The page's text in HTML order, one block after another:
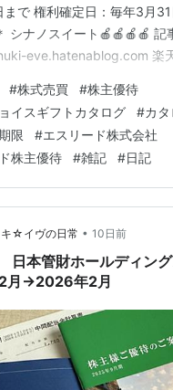
まで 権利確定日：毎年3月
シナノスイート🍎🍎🍎🍎 記
eve.hatenablog.com 楽
】2023年開設ブログ
#株式売買 #株主優待
イスギフトカタログ #カタ
限 #エスリード株式会社
株主優待 #雑記 #日記
キ☆イヴの日常 • 10日前
日本管財ホールディン
月→2026年2月